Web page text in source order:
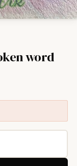
word